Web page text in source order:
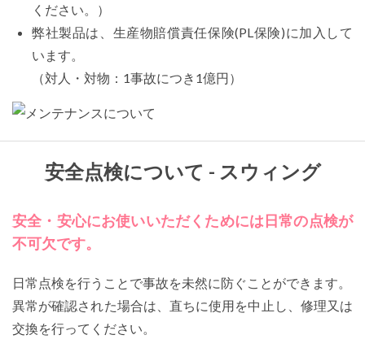
ください。）
弊社製品は、生産物賠償責任保険(PL保険)に加入して
います。
（対人・対物：1事故につき1億円）
安全点検について - スウィング
安全・安心にお使いいただくためには日常の点検が
不可欠です。
日常点検を行うことで事故を未然に防ぐことができます。
異常が確認された場合は、直ちに使用を中止し、修理又は
交換を行ってください。